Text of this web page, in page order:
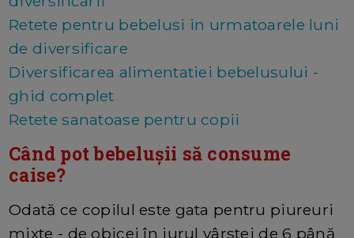
Retete pentru bebelusi in urmatoarele luni
de diversificare
Diversificarea alimentatiei bebelusului -
ghid complet
Retete sanatoase pentru copii
Când pot bebelușii să consume
caise?
Odată ce copilul este gata pentru piureuri
mixte - de obicei în jurul vârstei de 6 până